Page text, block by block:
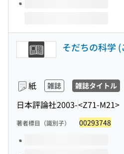
そだちの科学
紙 雑誌 雑誌タイトル
日本評論社2003-<Z71-M21>
著者標目（識別子） 00293748
このタイトルの巻号